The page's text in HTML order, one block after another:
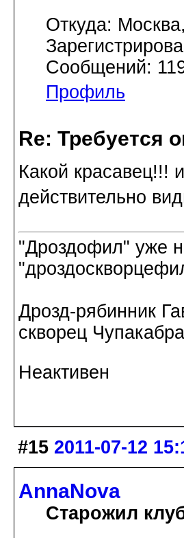
Откуда:
Сообщений:
Профиль
Re: Требуется
Какой красавец!!!
действительно
"Дроздофил" уже
Дрозд-рябинник
скворец
Неактивен
#15 2011-07-12
AnnaNova
Старожил